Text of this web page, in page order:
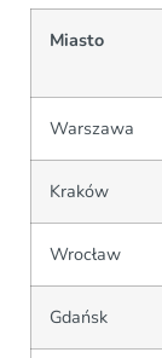
Miasto
Warszawa
Kraków
Wrocław
Gdańsk